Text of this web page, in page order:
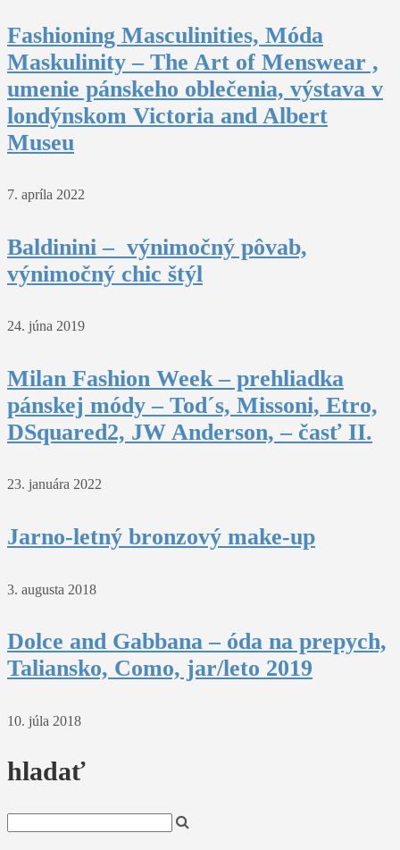
Fashioning Masculinities, Móda
Maskulinity – The Art of Menswear ,
umenie pánskeho oblečenia, výstava v
londýnskom Victoria and Albert
Museu
7. apríla 2022
Baldinini – výnimočný pôvab,
výnimočný chic štýl
24. júna 2019
Milan Fashion Week – prehliadka
pánskej módy – Tod´s, Missoni, Etro,
DSquared2, JW Anderson, – časť II.
23. januára 2022
Jarno-letný bronzový make-up
3. augusta 2018
Dolce and Gabbana – óda na prepych,
Taliansko, Como, jar/leto 2019
10. júla 2018
hladať